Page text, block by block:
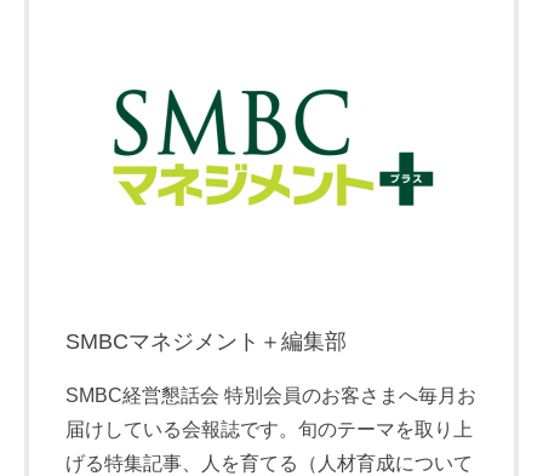
SMBCマネジメント＋編集部
SMBC経営懇話会 特別会員のお客さまへ毎月お
届けしている会報誌です。旬のテーマを取り上
げる特集記事、人を育てる（人材育成について